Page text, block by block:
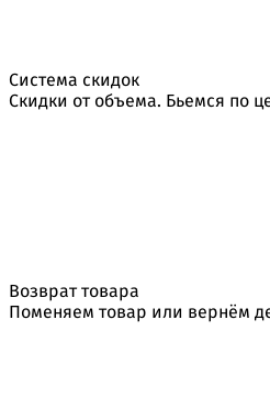
Система скидок
Скидки от объема. Бьемся по
Возврат товара
Поменяем товар или вернём